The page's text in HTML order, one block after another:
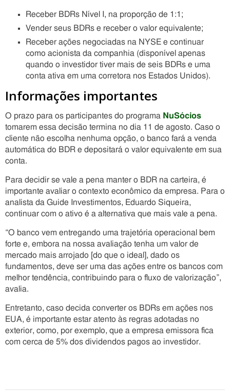
Receber BDRs Nível I, na proporção de 1:1;
Vender seus BDRs e receber o valor equivalente;
Receber ações negociadas na NYSE e continuar
como acionista da companhia (disponível apenas
quando o investidor tiver mais de seis BDRs e uma
conta ativa em uma corretora nos Estados Unidos).
Informações importantes
O prazo para os participantes do programa NuSócios
tomarem essa decisão termina no dia 11 de agosto. Caso o
cliente não escolha nenhuma opção, o banco fará a venda
automática do BDR e depositará o valor equivalente em sua
conta.
Para decidir se vale a pena manter o BDR na carteira, é
importante avaliar o contexto econômico da empresa. Para o
analista da Guide Investimentos, Eduardo Siqueira,
continuar com o ativo é a alternativa que mais vale a pena.
“O banco vem entregando uma trajetória operacional bem
forte e, embora na nossa avaliação tenha um valor de
mercado mais arrojado [do que o ideal], dado os
fundamentos, deve ser uma das ações entre os bancos com
melhor tendência, contribuindo para o fluxo de valorização”,
avalia.
Entretanto, caso decida converter os BDRs em ações nos
EUA, é importante estar atento às regras adotadas no
exterior, como, por exemplo, que a empresa emissora fica
com cerca de 5% dos dividendos pagos ao investidor.